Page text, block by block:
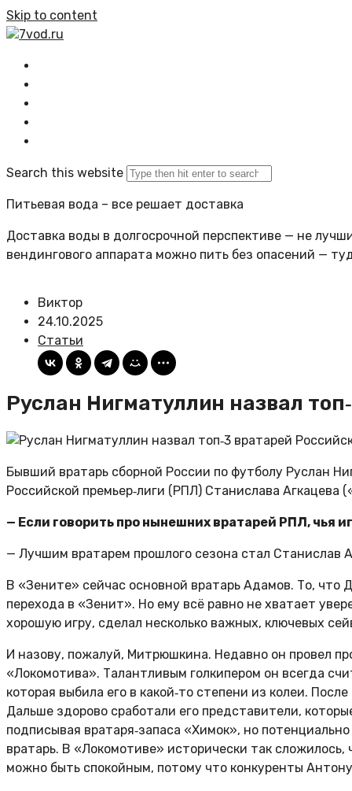
Skip to content
7vod.ru
Search this website
Питьевая вода – все решает доставка
Доставка воды в долгосрочной перспективе — не
вендингового аппарата можно пить без опасений —
Виктор
24.10.2025
Статьи
Руслан Нигматуллин назвал
Бывший вратарь сборной России по футболу Руслан
Российской премьер‑лиги (РПЛ) Станислава
— Если говорить про нынешних вратарей РПЛ, чья
— Лучшим вратарем прошлого сезона стал Станислав
В «Зените» сейчас основной вратарь Адамов. То, что
перехода в «Зенит». Но ему всё равно не хватает
хорошую игру, сделал несколько важных, ключевых
И назову, пожалуй, Митрюшкина. Недавно он провел
«Локомотива». Талантливым голкипером он всегда
которая выбила его в какой‑то степени из колеи.
Дальше здорово сработали его представители,
подписывая вратаря‑запаса «Химок», но
вратарь. В «Локомотиве» исторически так
можно быть спокойным, потому что конкуренты